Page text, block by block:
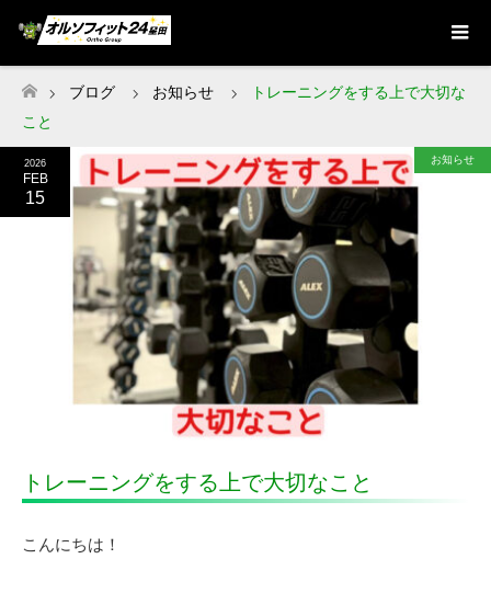
ホーム
ブログ お知らせ
トレーニングをする上で大切な
こと
2026
FEB
15
お知らせ
トレーニングをする上で大切なこと
こんにちは！